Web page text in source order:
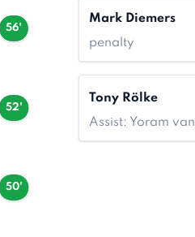
56'
Mark Diemers
penalty
52'
Tony Rölke
Assist: Yoram
50'